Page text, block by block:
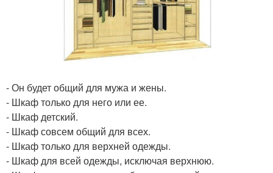
- Он будет общий для мужа и жены.
- Шкаф только для него или ее.
- Шкаф детский.
- Шкаф совсем общий для всех.
- Шкаф только для верхней одежды.
- Шкаф для всей одежды, исключая верхнюю.